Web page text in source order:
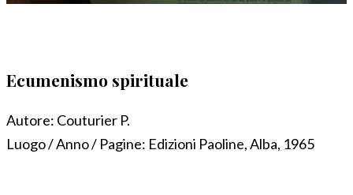
Ecumenismo spirituale
Autore: Couturier P.
Luogo / Anno / Pagine: Edizioni Paoline, Alba, 1965